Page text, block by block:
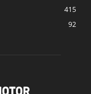
415
92